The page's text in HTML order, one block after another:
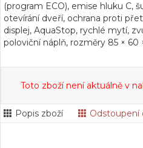
(program ECO), emise hluku C,
otevírání dveří, ochrana proti
displej, AquaStop, rychlé mytí,
poloviční náplň, rozměry 85 × 60
Toto zboží není aktuálně v
Popis zboží Odstoupení